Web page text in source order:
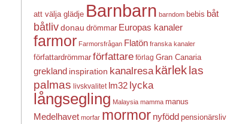
att välja glädje Barnbarn barndom bebis båt
båtliv donau drömmar Europas kanaler
farmor Farmorsfrågan Flatön franska kanaler
författardrömmar författare förlag Gran Canaria
grekland inspiration kanalresa kärlek las
palmas livskvalitet lm32 lycka
långsegling Malaysia mamma manus
Medelhavet morfar mormor nyfödd pensionärsliv